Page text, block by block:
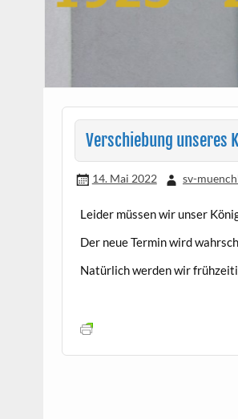
Verschiebung unseres
14. Mai 2022 sv-
Leider müssen wir unser
Der neue Termin wird
Natürlich werden wir